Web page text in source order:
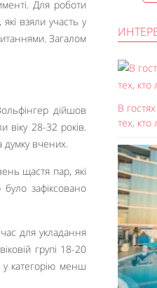
Для роботи
взяли участь у
Загалом
дійшов
віку 28-32 років.
думку вчених.
щастя пар, які
зафіксовано
для укладання
групі 18-20
у категорію менш
В
тех,